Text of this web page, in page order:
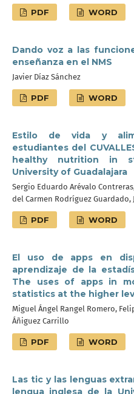
PDF WORD
Dando voz a las
enseñanza en el NMS
Javier Díaz Sánchez
PDF WORD
Estilo de vida y
estudiantes del
healthy nutrition in
University of Guadalajara
Sergio Eduardo Arévalo
del Carmen Rodríguez Guardado,
PDF WORD
El uso de apps en
aprendizaje de la
The uses of apps in
statistics at the higher
Miguel Ángel Rangel Romero,
Áñiguez Carrillo
PDF WORD
Las tic y las lenguas
lengua inglesa de la